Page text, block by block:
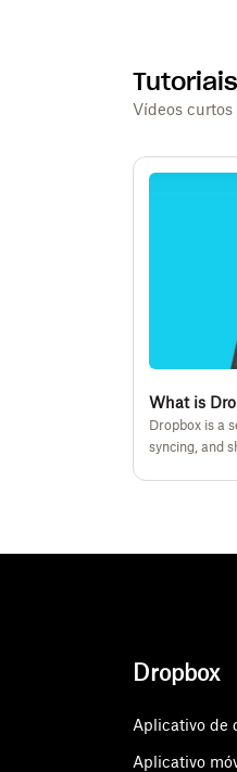
Vídeos
What is
Dropbox is a
syncing, and
Dropbox
Aplicativo de
Aplicativo